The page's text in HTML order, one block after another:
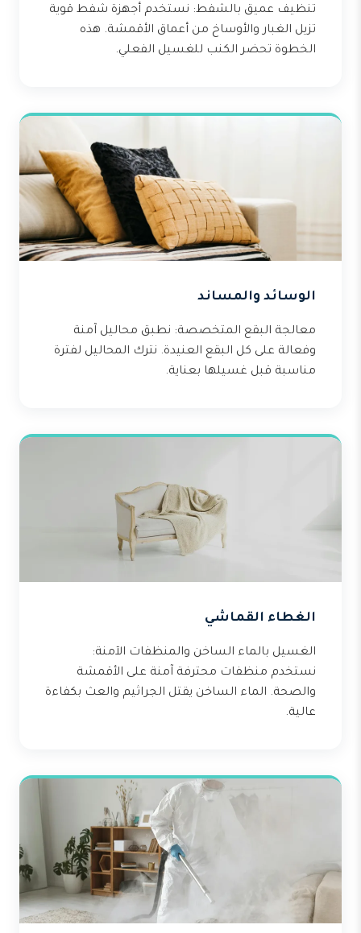
تنظيف عميق بالشفط: نستخدم أجهزة شفط قوية
تزيل الغبار والأوساخ من أعماق الأقمشة. هذه
الخطوة تحضر الكنب للغسيل الفعلي.
الوسائد والمساند
معالجة البقع المتخصصة: نطبق محاليل آمنة
وفعالة على كل البقع العنيدة. نترك المحاليل لفترة
مناسبة قبل غسيلها بعناية.
الغطاء القماشي
الغسيل بالماء الساخن والمنظفات الآمنة:
نستخدم منظفات محترفة آمنة على الأقمشة
والصحة. الماء الساخن يقتل الجراثيم والعث بكفاءة
عالية.